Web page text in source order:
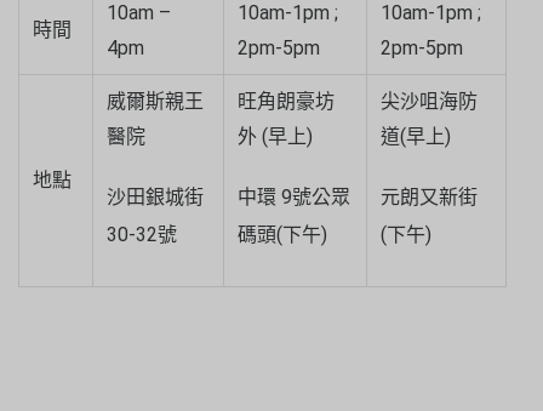
時間
10am –
4pm
10am-1pm ;
2pm-5pm
10am-1pm ;
2pm-5pm
地點
威爾斯親王
醫院
沙田銀城街
30-32號
旺角朗豪坊
外 (早上)
中環 9號公眾
碼頭(下午)
尖沙咀海防
道(早上)
元朗又新街
(下午)